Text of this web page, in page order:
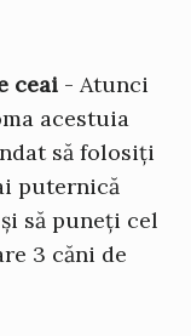
ceai - Atunci
acestuia
să folosiți
puternică
să puneți cel
3 căni de